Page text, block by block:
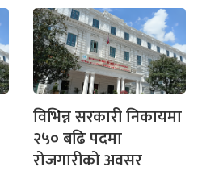
विभिन्न सरकारी निकायमा
२५० बढि पदमा
रोजगारीको अवसर